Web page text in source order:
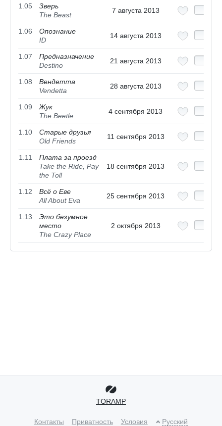
1.05
Зверь
The Beast
7 августа 2013
1.06
Опознание
ID
14 августа 2013
1.07
Предназначение
Destino
21 августа 2013
1.08
Вендетта
Vendetta
28 августа 2013
1.09
Жук
The Beetle
4 сентября 2013
1.10
Старые друзья
Old Friends
11 сентября 2013
1.11
Плата за проезд
Take the Ride, Pay
the Toll
18 сентября 2013
1.12
Всё о Еве
All About Eva
25 сентября 2013
1.13
Это безумное
место
The Crazy Place
2 октября 2013
TORAMP
Контакты Приватность Условия Русский